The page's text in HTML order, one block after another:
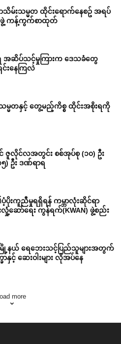
ာသိမ်းသမ္မတ ထိုင်းရောက်နေစဥ် အရပ်
ဖွဲ့ ကန့်ကွက်စာထုတ်
အဆိပ်သင့်မှုကြားက ဒေသခံတွေ
းနေကြလဲ
မ္မတနှင့် တွေ့မည့်ကိစ္စ ထိုင်းအစိုးရကို
လိုင်လအတွင်း စစ်အုပ်စု (၁၀) ဦး
) ဦး ဒဏ်ရာရ
းကူညီမှုရရှိရန် ကမ္ဘာလုံးဆိုင်ရာ
ဆော်ရေး ကွန်ရက်(KWAN) ဖွဲ့စည်း
ြို့နယ် ရေဘေးသင့်ပြည်သူများအတွက်
နှင့် ဆေးဝါးများ လိုအပ်နေ
Load more